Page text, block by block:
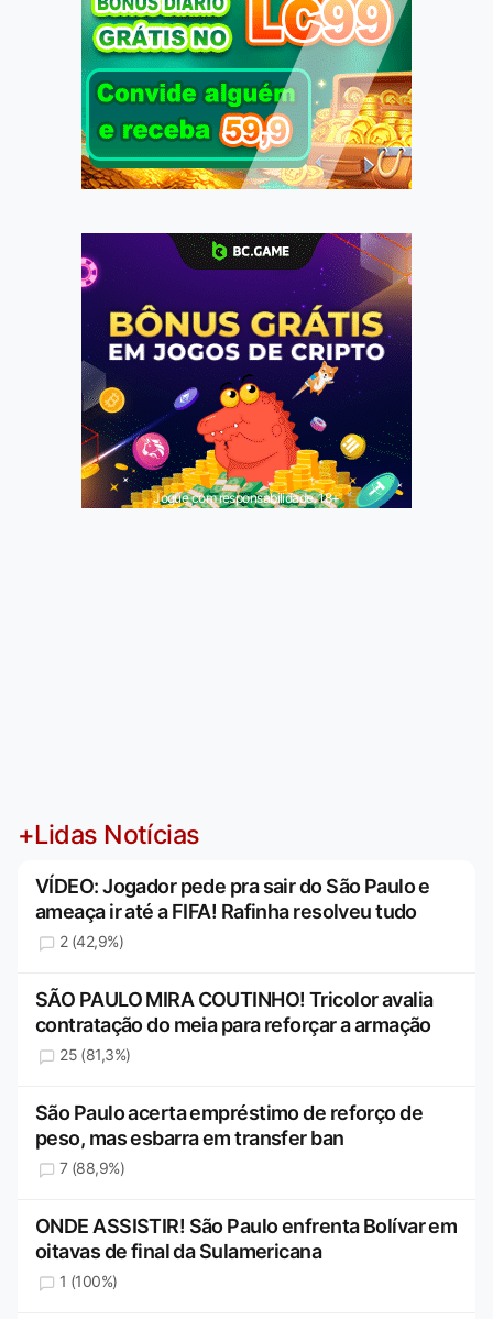
Jogue com responsabilidade. 18+
+Lidas Notícias
VÍDEO: Jogador pede pra sair do São Paulo e
ameaça ir até a FIFA! Rafinha resolveu tudo
2 (42,9%)
SÃO PAULO MIRA COUTINHO! Tricolor avalia
contratação do meia para reforçar a armação
25 (81,3%)
São Paulo acerta empréstimo de reforço de
peso, mas esbarra em transfer ban
7 (88,9%)
ONDE ASSISTIR! São Paulo enfrenta Bolívar em
oitavas de final da Sulamericana
1 (100%)